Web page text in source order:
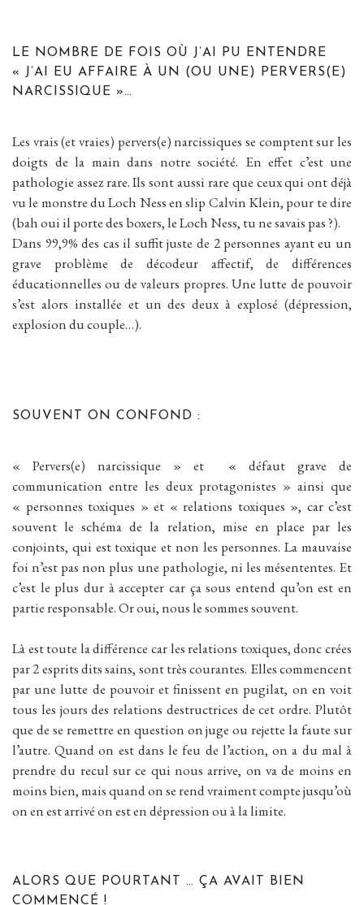
LE NOMBRE DE FOIS OÙ J’AI PU ENTENDRE
« J’AI EU AFFAIRE À UN (OU UNE) PERVERS(E)
NARCISSIQUE »…
Les vrais (et vraies) pervers(e) narcissiques se comptent sur les
doigts de la main dans notre société. En effet c’est une
pathologie assez rare. Ils sont aussi rare que ceux qui ont déjà
vu le monstre du Loch Ness en slip Calvin Klein, pour te dire
(bah oui il porte des boxers, le Loch Ness, tu ne savais pas ?).
Dans 99,9% des cas il suffit juste de 2 personnes ayant eu un
grave problème de décodeur affectif, de différences
éducationnelles ou de valeurs propres. Une lutte de pouvoir
s’est alors installée et un des deux à explosé (dépression,
explosion du couple…).
SOUVENT ON CONFOND :
« Pervers(e) narcissique » et « défaut grave de
communication entre les deux protagonistes » ainsi que
« personnes toxiques » et « relations toxiques », car c’est
souvent le schéma de la relation, mise en place par les
conjoints, qui est toxique et non les personnes. La mauvaise
foi n’est pas non plus une pathologie, ni les mésententes. Et
c’est le plus dur à accepter car ça sous entend qu’on est en
partie responsable. Or oui, nous le sommes souvent.
Là est toute la différence car les relations toxiques, donc crées
par 2 esprits dits sains, sont très courantes. Elles commencent
par une lutte de pouvoir et finissent en pugilat, on en voit
tous les jours des relations destructrices de cet ordre. Plutôt
que de se remettre en question on juge ou rejette la faute sur
l’autre. Quand on est dans le feu de l’action, on a du mal à
prendre du recul sur ce qui nous arrive, on va de moins en
moins bien, mais quand on se rend vraiment compte jusqu’où
on en est arrivé on est en dépression ou à la limite.
ALORS QUE POURTANT … ÇA AVAIT BIEN
COMMENCÉ !